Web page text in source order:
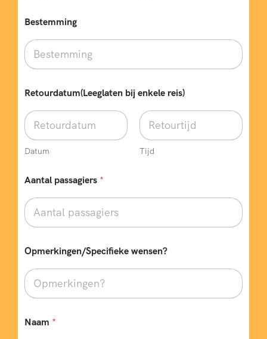
T
l
f
o
n
u
m
m
e
(
i
t
y
e
Bestemming
Retourdatum(Leeglaten bij enkele reis)
Datum Tijd
Aantal passagiers *
Opmerkingen/Specifieke wensen?
Naam *